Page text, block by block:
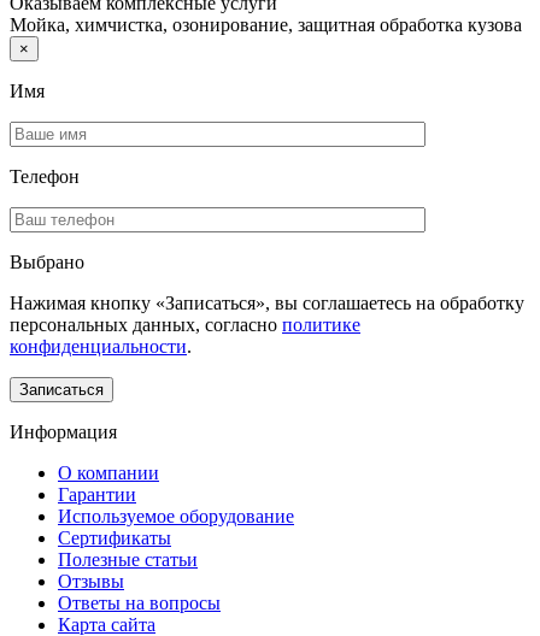
Мойка, химчистка, озонирование, защитная обработка кузова
×
Имя
Телефон
Выбрано
Нажимая кнопку «Записаться», вы соглашаетесь на обработку
персональных данных, согласно политике
конфиденциальности.
Информация
О компании
Гарантии
Используемое оборудование
Сертификаты
Полезные статьи
Отзывы
Ответы на вопросы
Карта сайта